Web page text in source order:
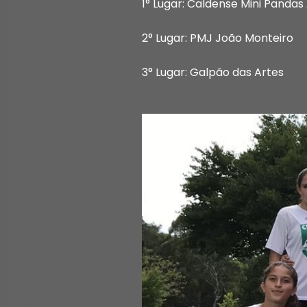
1° Lugar: Caldense Mini Pandas
2° Lugar: PMJ João Monteiro
3° Lugar: Galpão das Artes